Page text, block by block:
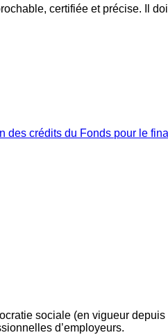
certifiée et précise. Il
des crédits du Fonds pour le
sociale (en vigueur depuis
d’employeurs.